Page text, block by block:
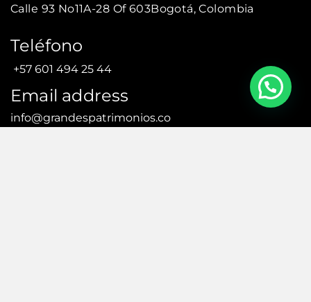
Calle 93 No11A-28 Of 603Bogotá, Colombia
Teléfono
+57 601 494 25 44
Email address
info@grandespatrimonios.co